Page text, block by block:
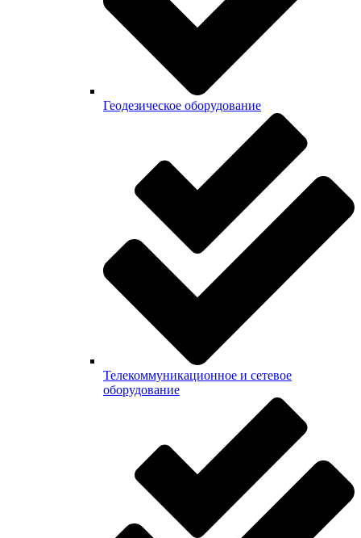
Геодезическое оборудование
Телекоммуникационное и сетевое
оборудование